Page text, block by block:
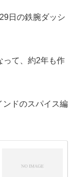
日の鉄腕ダッシ
って、約2年も作
ンドのスパイス編